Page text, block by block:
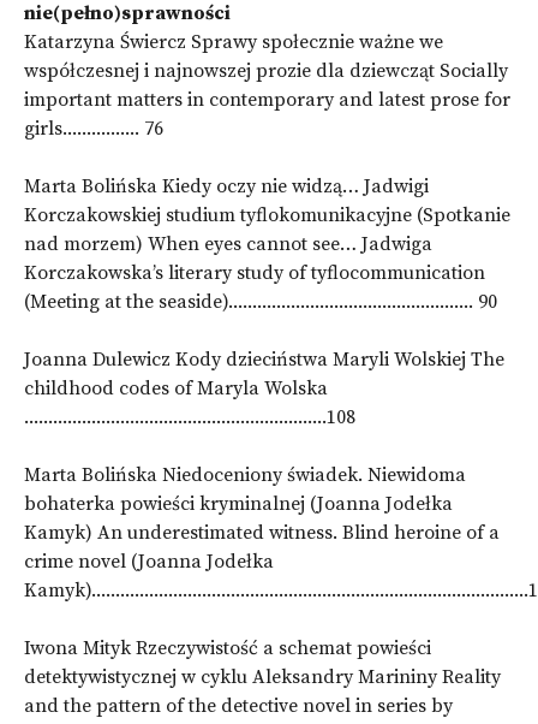
nie(pełno)sprawności
Katarzyna Świercz Sprawy społecznie ważne we
współczesnej i najnowszej prozie dla dziewcząt Socially
important matters in contemporary and latest prose for
girls................ 76
Marta Bolińska Kiedy oczy nie widzą… Jadwigi
Korczakowskiej studium tyflokomunikacyjne (Spotkanie
nad morzem) When eyes cannot see… Jadwiga
Korczakowska’s literary study of tyflocommunication
(Meeting at the seaside)................................................... 90
Joanna Dulewicz Kody dzieciństwa Maryli Wolskiej The
childhood codes of Maryla Wolska
...............................................................108
Marta Bolińska Niedoceniony świadek. Niewidoma
bohaterka powieści kryminalnej (Joanna Jodełka
Kamyk) An underestimated witness. Blind heroine of a
crime novel (Joanna Jodełka
Iwona Mityk Rzeczywistość a schemat powieści
detektywistycznej w cyklu Aleksandry Marininy Reality
and the pattern of the detective novel in series by